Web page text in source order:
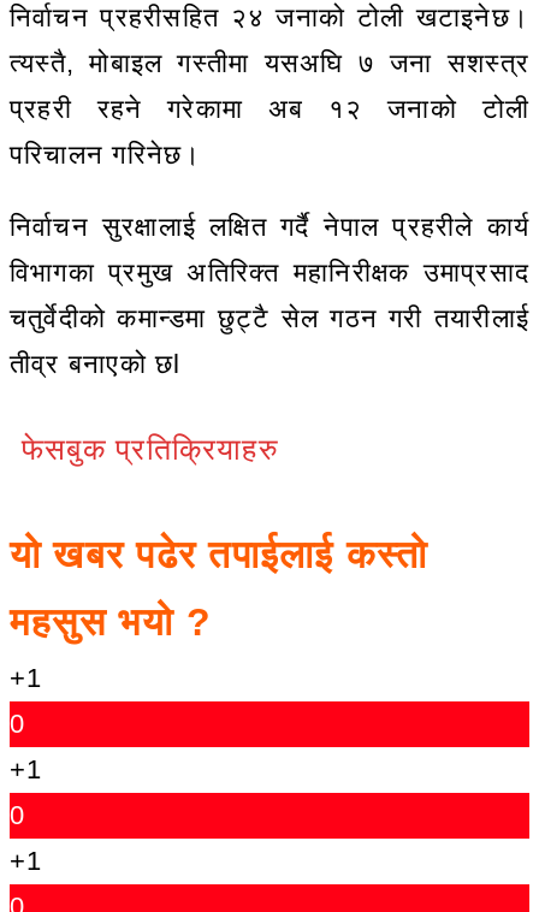
निर्वाचन प्रहरीसहित २४ जनाको टोली खटाइनेछ।
त्यस्तै, मोबाइल गस्तीमा यसअघि ७ जना सशस्त्र
प्रहरी रहने गरेकामा अब १२ जनाको टोली
परिचालन गरिनेछ।
निर्वाचन सुरक्षालाई लक्षित गर्दै नेपाल प्रहरीले कार्य
विभागका प्रमुख अतिरिक्त महानिरीक्षक उमाप्रसाद
चतुर्वेदीको कमान्डमा छुट्टै सेल गठन गरी तयारीलाई
तीव्र बनाएको छl
फेसबुक प्रतिक्रियाहरु
यो खबर पढेर तपाईलाई कस्तो
महसुस भयो ?
+1
0
+1
0
+1